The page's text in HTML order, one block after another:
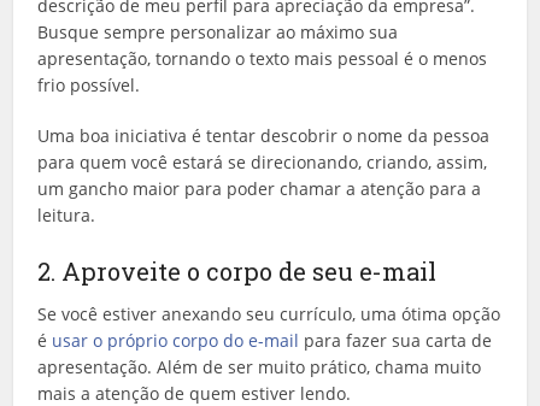
descrição de meu perfil para apreciação da empresa”.
Busque sempre personalizar ao máximo sua
apresentação, tornando o texto mais pessoal é o menos
frio possível.
Uma boa iniciativa é tentar descobrir o nome da pessoa
para quem você estará se direcionando, criando, assim,
um gancho maior para poder chamar a atenção para a
leitura.
2. Aproveite o corpo de seu e-mail
Se você estiver anexando seu currículo, uma ótima opção
é usar o próprio corpo do e-mail para fazer sua carta de
apresentação. Além de ser muito prático, chama muito
mais a atenção de quem estiver lendo.